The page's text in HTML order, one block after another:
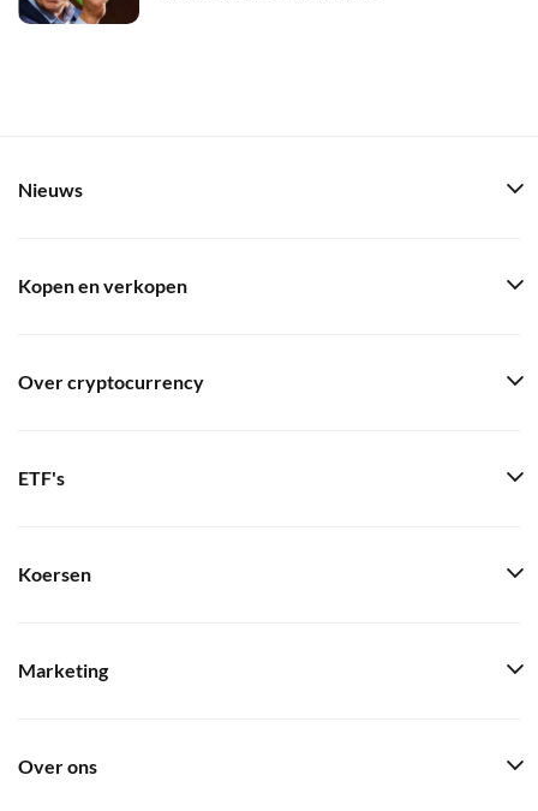
Nieuws
Kopen en verkopen
Over cryptocurrency
ETF's
Koersen
Marketing
Over ons